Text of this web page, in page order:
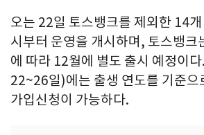
오는 22일 토스뱅크를 제외한 14
시부터 운영을 개시하며, 토스뱅크
에 따라 12월에 별도 출시 예정이
22~26일)에는 출생 연도를 기준으
가입신청이 가능하다.